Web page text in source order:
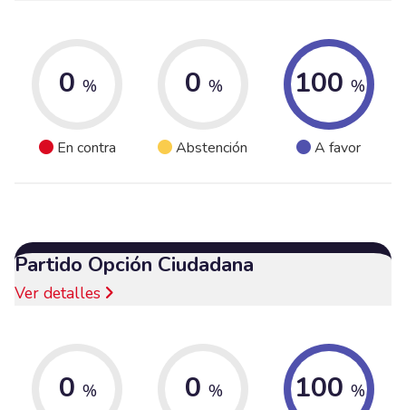
0 %
En contra
0 %
Abstención
100 %
A favor
Partido Opción Ciudadana
Ver detalles
0 % 0 % 100 %